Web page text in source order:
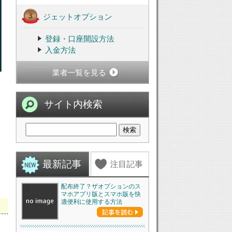
ジェットオプション
登録・口座開設方法
入金方法
業者一覧を見る
サイト内検索
最新記事 注目記事
配布終了？ザオプションのス
マホアプリ版とスマホ版を快
適便利に使用する方法